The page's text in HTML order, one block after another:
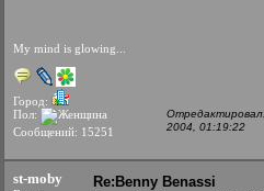
My mind is glowing...
Город:
Пол:
Сообщений: 15251
2004, 01:19:22
st-moby Re:Benny Benassi